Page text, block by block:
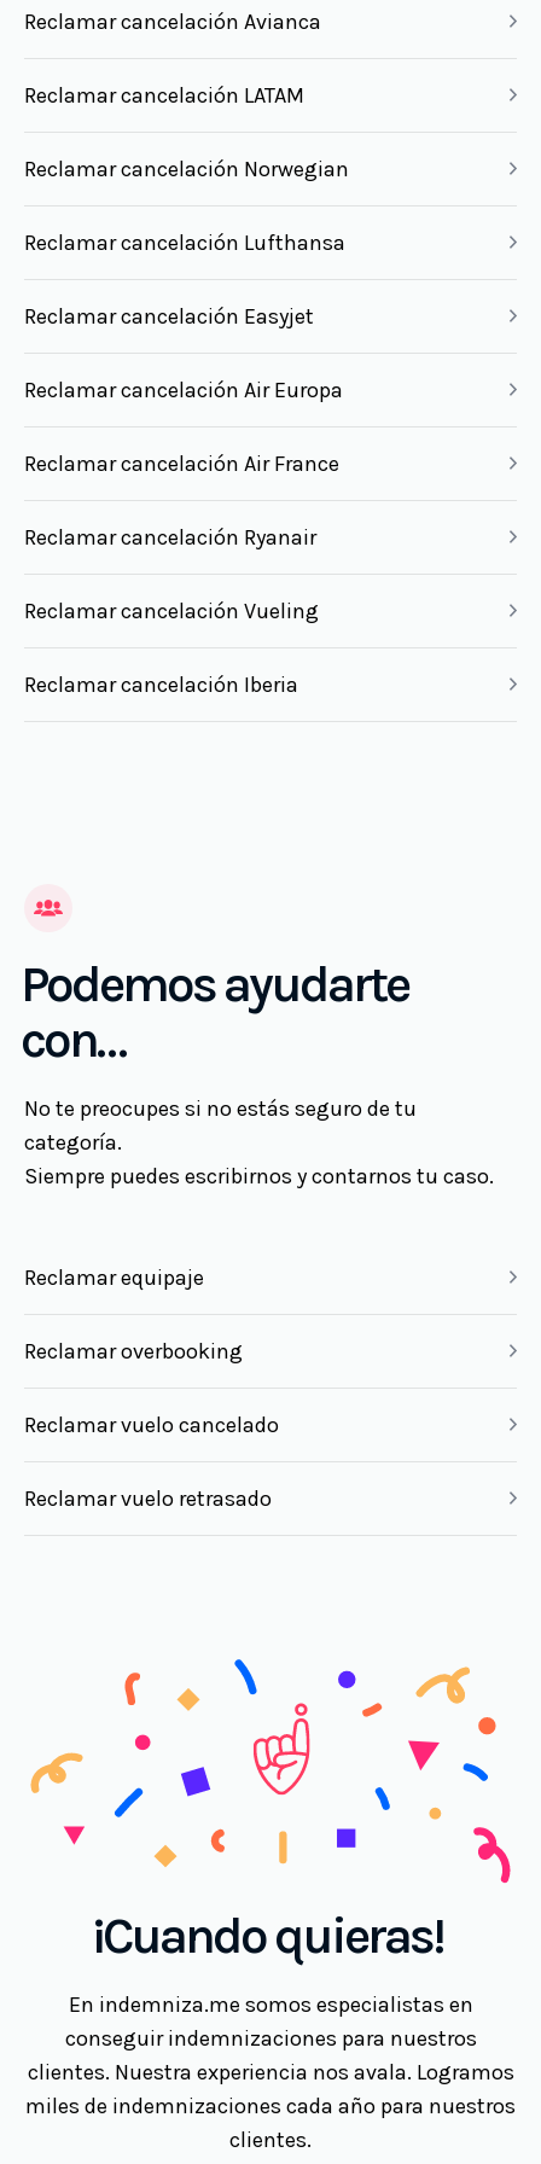
Reclamar cancelación Avianca
Reclamar cancelación LATAM
Reclamar cancelación Norwegian
Reclamar cancelación Lufthansa
Reclamar cancelación Easyjet
Reclamar cancelación Air Europa
Reclamar cancelación Air France
Reclamar cancelación Ryanair
Reclamar cancelación Vueling
Reclamar cancelación Iberia
Podemos ayudarte
con…
No te preocupes si no estás seguro de tu
categoría.
Siempre puedes escribirnos y contarnos tu caso.
Reclamar equipaje
Reclamar overbooking
Reclamar vuelo cancelado
Reclamar vuelo retrasado
¡Cuando quieras!
En indemniza.me somos especialistas en
conseguir indemnizaciones para nuestros
clientes. Nuestra experiencia nos avala. Logramos
miles de indemnizaciones cada año para nuestros
clientes.